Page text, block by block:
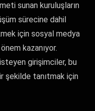
sunan kuruluşların
sürecine dahil
için sosyal medya
kazanıyor.
isteyen girişimciler, bu
şekilde tanıtmak için